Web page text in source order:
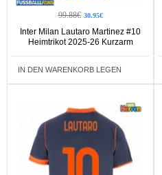
99.88€ 30.95€
Inter Milan Lautaro Martinez #10
Heimtrikot 2025-26 Kurzarm
IN DEN WARENKORB LEGEN